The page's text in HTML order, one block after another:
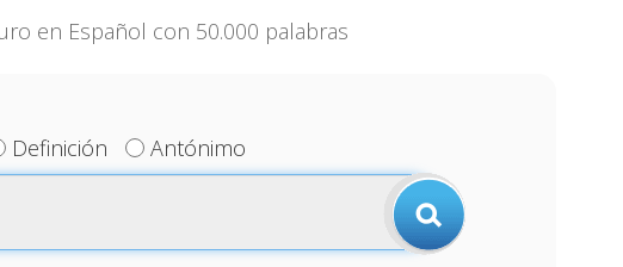
en Español con 50.000 palabras
Definición Antónimo